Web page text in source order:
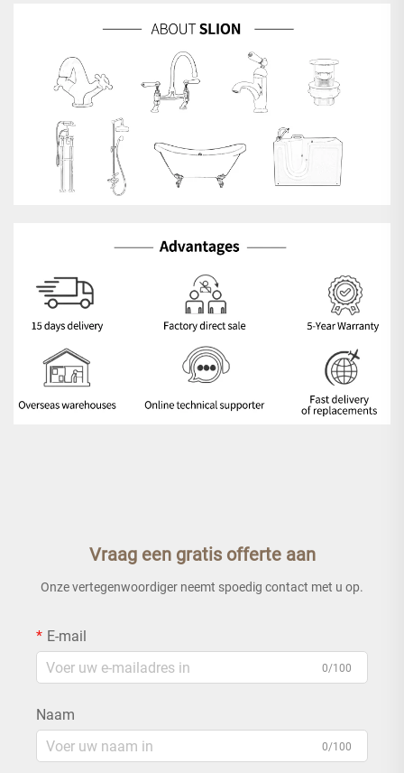
Vraag een gratis offerte aan
Onze vertegenwoordiger neemt spoedig contact met u op.
E-mail
0/100
Naam
0/100